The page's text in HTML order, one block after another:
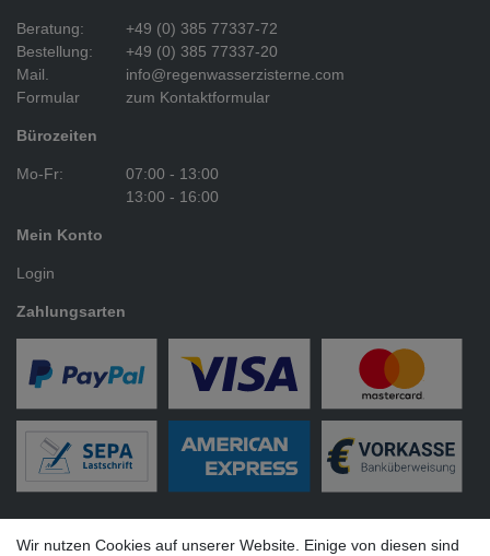
Beratung:
+49 (0) 385 77337-72
Bestellung:
+49 (0) 385 77337-20
Mail.
info@regenwasserzisterne.com
Formular
zum Kontaktformular
Bürozeiten
Mo-Fr:
07:00 - 13:00
13:00 - 16:00
Mein Konto
Login
Zahlungsarten
Wir nutzen Cookies auf unserer Website. Einige von diesen sind